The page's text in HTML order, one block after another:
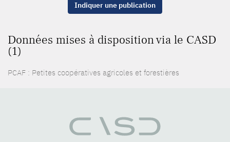
Indiquer une publication
Données mises à disposition via le CASD
(1)
PCAF : Petites coopératives agricoles et forestières